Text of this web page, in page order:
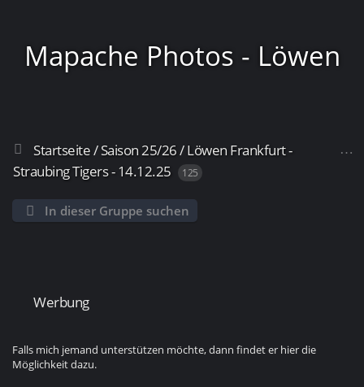
Mapache Photos - Löwen
Frankfurt
Startseite/Saison 25/26/Löwen Frankfurt -
Straubing Tigers - 14.12.25
125
In dieser Gruppe suchen
Werbung
Falls mich jemand unterstützen möchte, dann findet er hier die
Möglichkeit dazu.